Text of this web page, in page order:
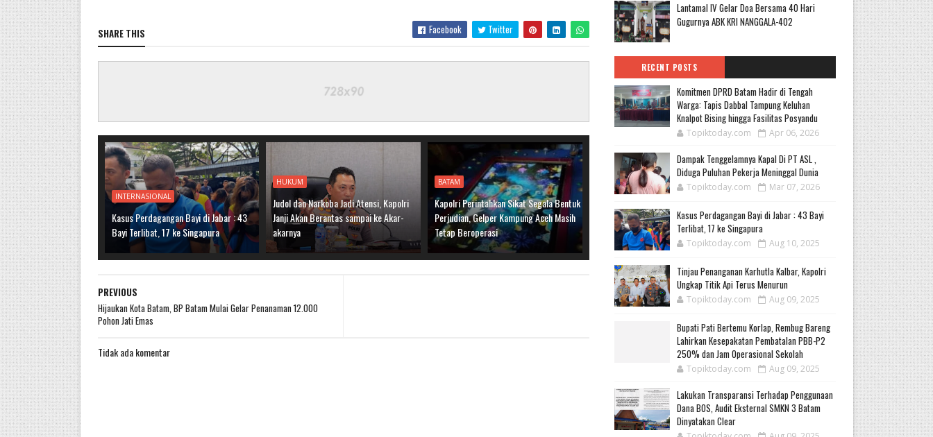
SHARE THIS Facebook Twitter
INTERNASIONAL
Kasus Perdagangan Bayi di Jabar : 43
Bayi Terlibat, 17 ke Singapura
HUKUM
Judol dan Narkoba Jadi Atensi, Kapolri
Janji Akan Berantas sampai ke Akar-
akarnya
BATAM
Kapolri Perintahkan Sikat Segala Bentuk
Perjudian, Gelper Kampung Aceh Masih
Tetap Beroperasi
PREVIOUS
Hijaukan Kota Batam, BP Batam Mulai Gelar Penanaman 12.000
Pohon Jati Emas
Tidak ada komentar
Lantamal IV Gelar Doa Bersama 40 Hari
Gugurnya ABK KRI NANGGALA-402
RECENT POSTS
Komitmen DPRD Batam Hadir di Tengah
Warga: Tapis Dabbal Tampung Keluhan
Knalpot Bising hingga Fasilitas Posyandu
Topiktoday.com Apr 06, 2026
Dampak Tenggelamnya Kapal Di PT ASL ,
Diduga Puluhan Pekerja Meninggal Dunia
Topiktoday.com Mar 07, 2026
Kasus Perdagangan Bayi di Jabar : 43 Bayi
Terlibat, 17 ke Singapura
Topiktoday.com Aug 10, 2025
Tinjau Penanganan Karhutla Kalbar, Kapolri
Ungkap Titik Api Terus Menurun
Topiktoday.com Aug 09, 2025
Bupati Pati Bertemu Korlap, Rembug Bareng
Lahirkan Kesepakatan Pembatalan PBB-P2
250% dan Jam Operasional Sekolah
Topiktoday.com Aug 09, 2025
Lakukan Transparansi Terhadap Penggunaan
Dana BOS, Audit Eksternal SMKN 3 Batam
Dinyatakan Clear